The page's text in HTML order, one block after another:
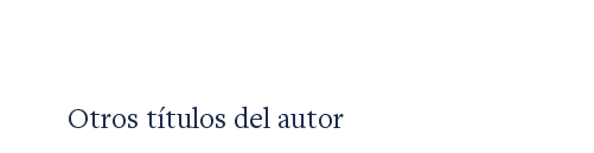
Otros títulos del autor